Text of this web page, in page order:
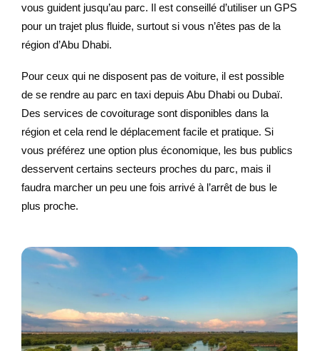
vous guident jusqu’au parc. Il est conseillé d’utiliser un GPS
pour un trajet plus fluide, surtout si vous n’êtes pas de la
région d’Abu Dhabi.
Pour ceux qui ne disposent pas de voiture, il est possible
de se rendre au parc en taxi depuis Abu Dhabi ou Dubaï.
Des services de covoiturage sont disponibles dans la
région et cela rend le déplacement facile et pratique. Si
vous préférez une option plus économique, les bus publics
desservent certains secteurs proches du parc, mais il
faudra marcher un peu une fois arrivé à l’arrêt de bus le
plus proche.